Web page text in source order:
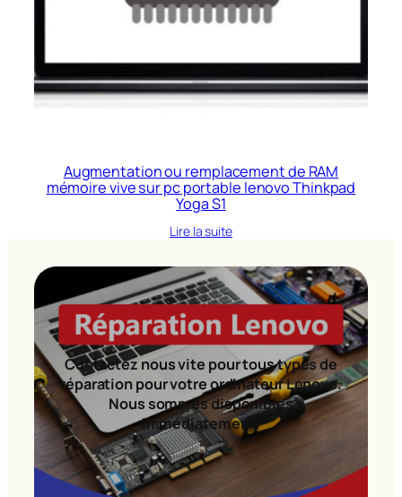
Augmentation ou remplacement de RAM
mémoire vive sur pc portable lenovo Thinkpad
Yoga S1
Lire la suite
Contactez nous vite pour tous types de
réparation pour votre ordinateur Lenovo.
Nous sommes disponibles
immédiatement!